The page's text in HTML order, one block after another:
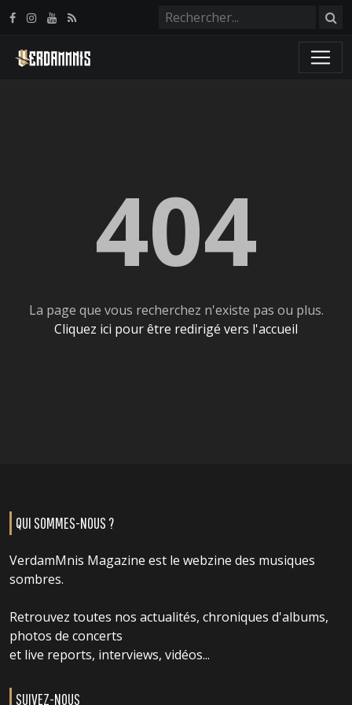
404
La page que vous recherchez n'existe pas ou plus.
Cliquez ici pour être redirigé vers l'accueil
QUI SOMMES-NOUS ?
VerdamMnis Magazine est le webzine des musiques
sombres.
Retrouvez toutes nos actualités, chroniques d'albums,
photos de concerts
et live reports, interviews, vidéos...
SUIVEZ-NOUS
Panneau de gestion des cookies